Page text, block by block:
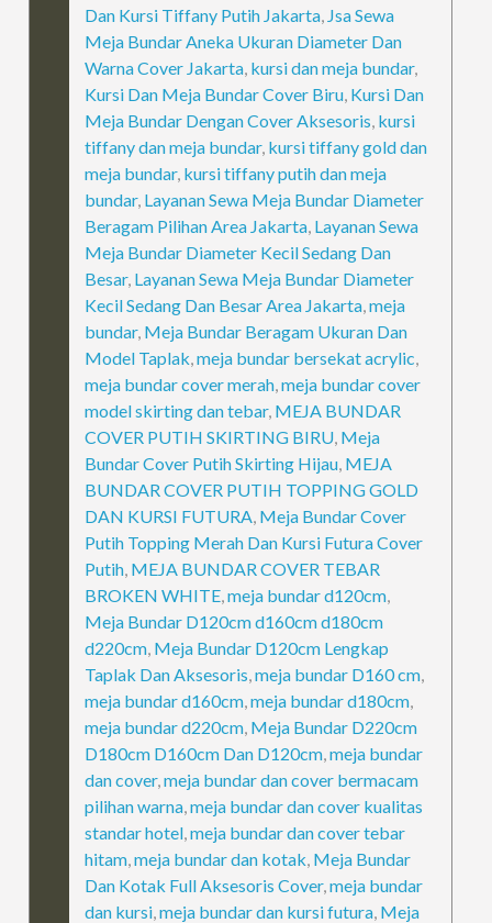
Dan Kursi Tiffany Putih Jakarta, Jsa Sewa
Meja Bundar Aneka Ukuran Diameter Dan
Warna Cover Jakarta, kursi dan meja bundar,
Kursi Dan Meja Bundar Cover Biru, Kursi Dan
Meja Bundar Dengan Cover Aksesoris, kursi
tiffany dan meja bundar, kursi tiffany gold dan
meja bundar, kursi tiffany putih dan meja
bundar, Layanan Sewa Meja Bundar Diameter
Beragam Pilihan Area Jakarta, Layanan Sewa
Meja Bundar Diameter Kecil Sedang Dan
Besar, Layanan Sewa Meja Bundar Diameter
Kecil Sedang Dan Besar Area Jakarta,meja
bundar, Meja Bundar Beragam Ukuran Dan
Model Taplak,meja bundar bersekat acrylic,
meja bundar cover merah,meja bundar cover
model skirting dan tebar, MEJA BUNDAR
COVER PUTIH SKIRTING BIRU, Meja
Bundar Cover Putih Skirting Hijau, MEJA
BUNDAR COVER PUTIH TOPPING GOLD
DAN KURSI FUTURA, Meja Bundar Cover
Putih Topping Merah Dan Kursi Futura Cover
Putih, MEJA BUNDAR COVER TEBAR
BROKEN WHITE,meja bundar d120cm,
Meja Bundar D120cm d160cm d180cm
d220cm, Meja Bundar D120cm Lengkap
Taplak Dan Aksesoris,meja bundar D160 cm,
meja bundar d160cm,meja bundar d180cm,
meja bundar d220cm, Meja Bundar D220cm
D180cm D160cm Dan D120cm,meja bundar
dan cover,meja bundar dan cover bermacam
pilihan warna,meja bundar dan cover kualitas
standar hotel,meja bundar dan cover tebar
hitam,meja bundar dan kotak, Meja Bundar
Dan Kotak Full Aksesoris Cover,meja bundar
dan kursi,meja bundar dan kursi futura, Meja